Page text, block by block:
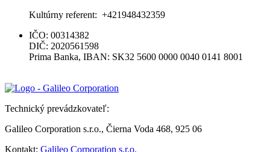
Kultúrny referent: +421948432359
IČO: 00314382
DIČ: 2020561598
Prima Banka, IBAN: SK32 5600 0000 0040 0141 8001
Technický prevádzkovateľ:
Galileo Corporation s.r.o., Čierna Voda 468, 925 06
Kontakt: Galileo Corporation s.r.o.